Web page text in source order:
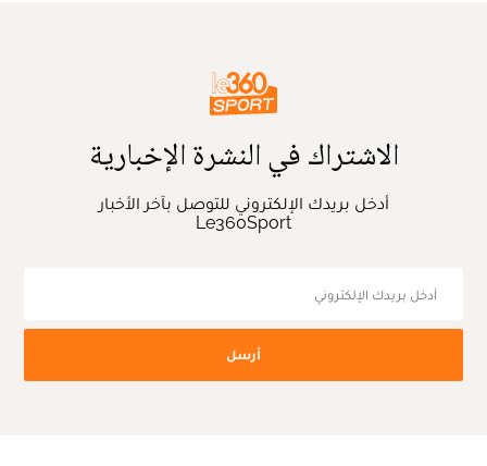
الاشتراك في النشرة الإخبارية
أدخل بريدك الإلكتروني للتوصل بآخر الأخبار
Le360Sport
أرسل